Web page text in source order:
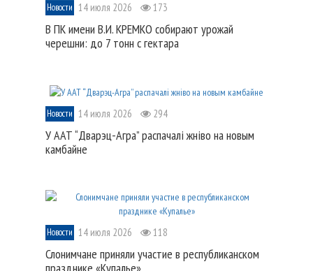
Новости 14 июля 2026 173
В ПК имени В.И. КРЕМКО собирают урожай
черешни: до 7 тонн с гектара
Новости 14 июля 2026 294
У ААТ “Дварэц-Агра” распачалі жніво на новым
камбайне
Новости 14 июля 2026 118
Слонимчане приняли участие в республиканском
празднике «Купалье»